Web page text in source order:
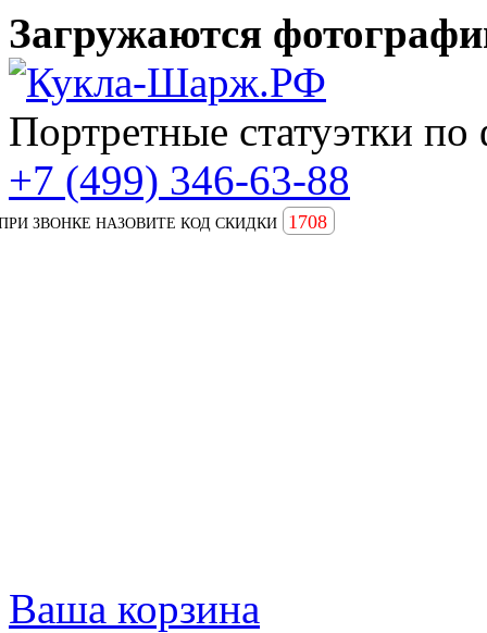
Загружаются
Портретные статуэтки по
+7 (499) 346-63-88
ЗВОНКЕ НАЗОВИТЕ КОД СКИДКИ 1708
Ваша корзина